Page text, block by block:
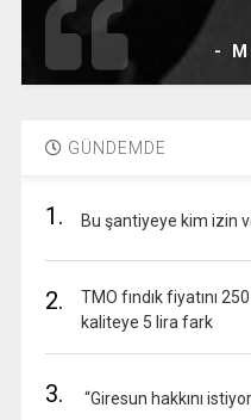
-
GÜNDEMDE
1. Bu şantiyeye kim izin
2.
TMO fındık fiyatını
kaliteye 5 lira fark
3. “Giresun hakkını